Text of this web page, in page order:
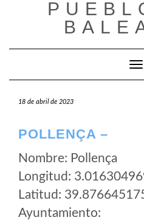
18 de abril de 2023
POLLENÇA –
Nombre: Pollença
Longitud:
Latitud:
Ayuntamiento: